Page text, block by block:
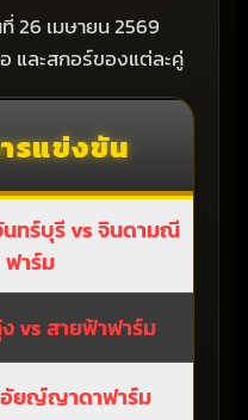
26 เมษายน 2569
และสกอร์ของแต่ละคู่
รแข่งขัน
ทร์บุรี vs จินดามณี
ฟาร์ม
vs สายฟ้าฟาร์ม
ยญ์ญาดาฟาร์ม